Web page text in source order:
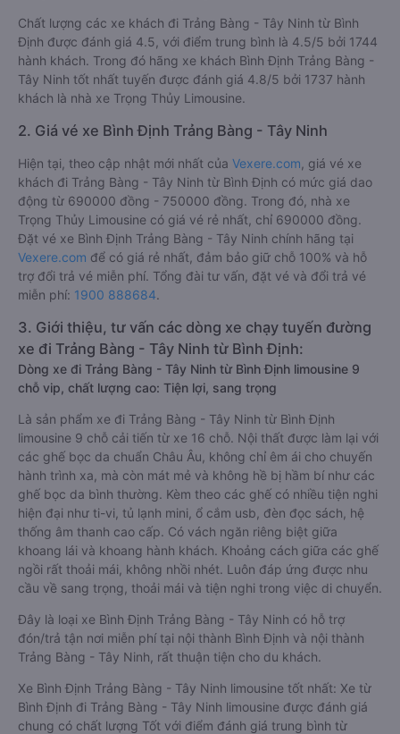
Chất lượng các xe khách đi Trảng Bàng - Tây Ninh từ Bình
Định được đánh giá 4.5, với điểm trung bình là 4.5/5 bởi 1744
hành khách. Trong đó hãng xe khách Bình Định Trảng Bàng -
Tây Ninh tốt nhất tuyến được đánh giá 4.8/5 bởi 1737 hành
khách là nhà xe Trọng Thủy Limousine.
2. Giá vé xe Bình Định Trảng Bàng - Tây Ninh
Hiện tại, theo cập nhật mới nhất của Vexere.com , giá vé xe
khách đi Trảng Bàng - Tây Ninh từ Bình Định có mức giá dao
động từ 690000 đồng - 750000 đồng. Trong đó, nhà xe
Trọng Thủy Limousine có giá vé rẻ nhất, chỉ 690000 đồng.
Đặt vé xe Bình Định Trảng Bàng - Tây Ninh chính hãng tại
Vexere.com để có giá rẻ nhất, đảm bảo giữ chỗ 100% và hỗ
trợ đổi trả vé miễn phí. Tổng đài tư vấn, đặt vé và đổi trả vé
miễn phí: 1900 888684.
3. Giới thiệu, tư vấn các dòng xe chạy tuyến đường
xe đi Trảng Bàng - Tây Ninh từ Bình Định:
Dòng xe đi Trảng Bàng - Tây Ninh từ Bình Định limousine 9
chỗ vip, chất lượng cao: Tiện lợi, sang trọng
Là sản phẩm xe đi Trảng Bàng - Tây Ninh từ Bình Định
limousine 9 chỗ cải tiến từ xe 16 chỗ. Nội thất được làm lại với
các ghế bọc da chuẩn Châu Âu, không chỉ êm ái cho chuyến
hành trình xa, mà còn mát mẻ và không hề bị hầm bí như các
ghế bọc da bình thường. Kèm theo các ghế có nhiều tiện nghi
hiện đại như ti-vi, tủ lạnh mini, ổ cắm usb, đèn đọc sách, hệ
thống âm thanh cao cấp. Có vách ngăn riêng biệt giữa
khoang lái và khoang hành khách. Khoảng cách giữa các ghế
ngồi rất thoải mái, không nhồi nhét. Luôn đáp ứng được nhu
cầu về sang trọng, thoải mái và tiện nghi trong việc di chuyển.
Đây là loại xe Bình Định Trảng Bàng - Tây Ninh có hỗ trợ
đón/trả tận nơi miễn phí tại nội thành Bình Định và nội thành
Trảng Bàng - Tây Ninh, rất thuận tiện cho du khách.
Xe Bình Định Trảng Bàng - Tây Ninh limousine tốt nhất: Xe từ
Bình Định đi Trảng Bàng - Tây Ninh limousine được đánh giá
chung có chất lượng Tốt với điểm đánh giá trung bình từ